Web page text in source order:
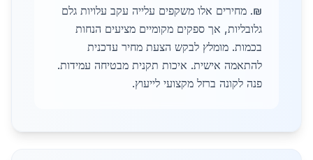
₪. מחירים אלו משקפים עלייה עקב עלויות גלם
גלובליות, אך ספקים מקומיים מציעים הנחות
בכמות. מומלץ לבקש הצעת מחיר עדכנית
להתאמה אישית. איכות תקנית מבטיחה עמידות.
פנה לקונה ברזל מקצועי לייעוץ.